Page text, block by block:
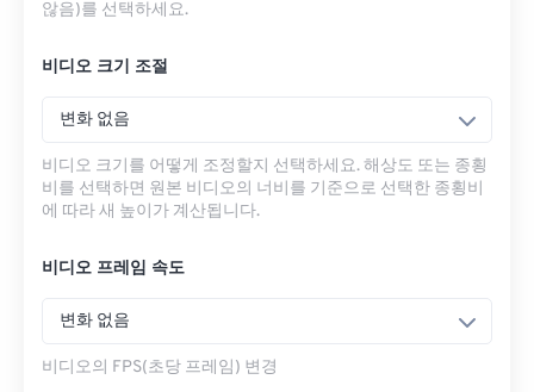
않음)를 선택하세요.
비디오 크기 조절
변화 없음
비디오 크기를 어떻게 조정할지 선택하세요. 해상도 또는 종횡
비를 선택하면 원본 비디오의 너비를 기준으로 선택한 종횡비
에 따라 새 높이가 계산됩니다.
비디오 프레임 속도
변화 없음
비디오의 FPS(초당 프레임) 변경